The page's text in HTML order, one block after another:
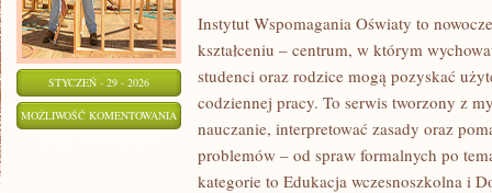
STYCZEŃ - 29 - 2026
MOŻLIWOŚĆ KOMENTOWANIA
Instytut Wspomagania Oświaty to
kształceniu – centrum, w którym
studenci oraz rodzice mogą pozyskać
codziennej pracy. To serwis tworzony z
nauczanie, interpretować zasady oraz
problemów – od spraw formalnych po
kategorie to Edukacja wczesnoszkolna i